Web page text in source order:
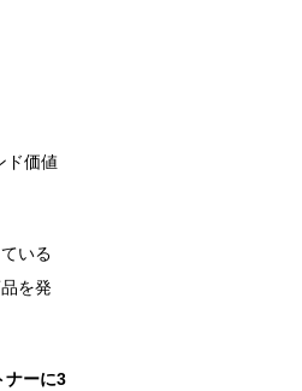
ド価値
いる
を発
ナーに3